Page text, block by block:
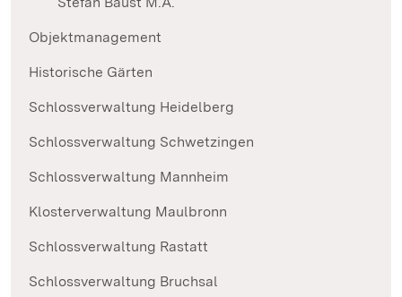
Objektmanagement
Historische Gärten
Schlossverwaltung Heidelberg
Schlossverwaltung Schwetzingen
Schlossverwaltung Mannheim
Klosterverwaltung Maulbronn
Schlossverwaltung Rastatt
Schlossverwaltung Bruchsal